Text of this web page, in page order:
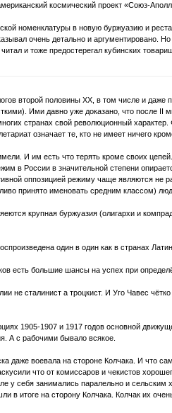
космический проект «Союз-
номенклатуры в новую буржуазию и
очень детально и аргументировано.
и тоже предостерегал кубинских
второй половины XX, в том числе и даже
Ими давно уже доказано, что после II
странах свой революционный характер.
означает те, кто не имеет ничего
И им есть что терять кроме своих цепей.
в России в значительной степени
оппозицией режиму чаще являются не
принято именовать средним классом)
крупная буржуазия (олигархи и
один в один как в странах
есть большие шансы на успех при
не сталинист а троцкист. И Уго Чавес чётко
1905-1907 и 1917 годов основной
А с рабочими бывало всякое.
даже воевала на стороне Колчака. И что
что от комиссаров и чекистов
у себя занимались паралельно и сельским
в итоге на сторону Колчака. Колчак их